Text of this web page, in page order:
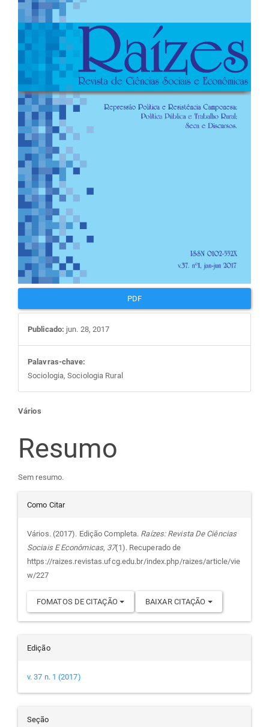
de
artigos
PDF
Publicado: jun. 28, 2017
Palavras-chave:
Sociologia, Sociologia Rural
Conteúdo
do
artigo
principal
Vários
Resumo
Sem resumo.
Detalhes
do
artigo
Como Citar
Vários. (2017). Edição Completa. Raízes: Revista De Ciências
Sociais E Econômicas, 37(1). Recuperado de
https://raizes.revistas.ufcg.edu.br/index.php/raizes/article/vie
w/227
FOMATOS DE CITAÇÃO BAIXAR CITAÇÃO
Edição
v. 37 n. 1 (2017)
Seção